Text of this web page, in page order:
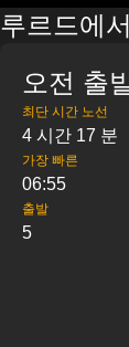
루르드에
오전 출
최단 시간 노선
4 시간 17 분
가장 빠른
06:55
출발
5